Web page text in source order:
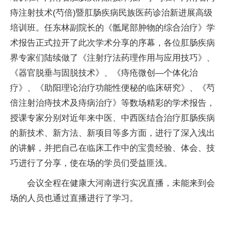
痔注射技术(芍倍)暨肛肠疾病民族医药诊治新进展高级
培训班。任东林副院长的《骶尾部肿物的综合治疗》学
术报告正式拉开了此次学术分享的序幕，各位肛肠疾病
界专家们陆续做了《注射疗法药理作用与应用技巧》、
《器官脱垂与固脱技术》、《痔疮微创—个体化治
疗》、《助阳理论治疗功能性便秘的临床研究》、《芍
倍注射治痔技术及痔病治疗》等数场精彩的学术报告，
授课专家分别对近年来中医、中西医结合治疗肛肠疾病
的新技术、新方法、新项目等多方面，进行了深入浅出
的讲解，并把自己在临床工作中的宝贵经验、体会、技
巧进行了分享，使在场的学员们受益匪浅。
会议全程在健康大河南进行实况直播，未能来到会
场的人员也通过直播进行了学习。